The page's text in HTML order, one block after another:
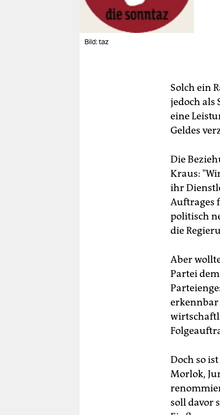
Bild: taz
Solch ein
jedoch als
eine
Geldes
Die
Kraus:
ihr
Auftrages
politisch
die
Aber
Partei
erkennbar
Doch so
Morlok,
soll davor